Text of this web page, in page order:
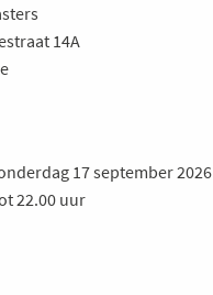
14A
17 september 2026
22.00 uur